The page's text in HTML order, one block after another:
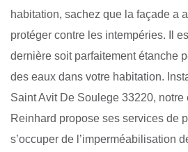
habitation, sachez que la façade a
protéger contre les intempéries. Il
dernière soit parfaitement étanche
des eaux dans votre habitation.
Saint Avit De Soulege 33220, notre
Reinhard propose ses services de
s’occuper de l’imperméabilisation